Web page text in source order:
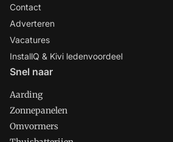
Contact
Adverteren
Vacatures
InstallQ & Kivi ledenvoordeel
Snel naar
Aarding
Zonnepanelen
Omvormers